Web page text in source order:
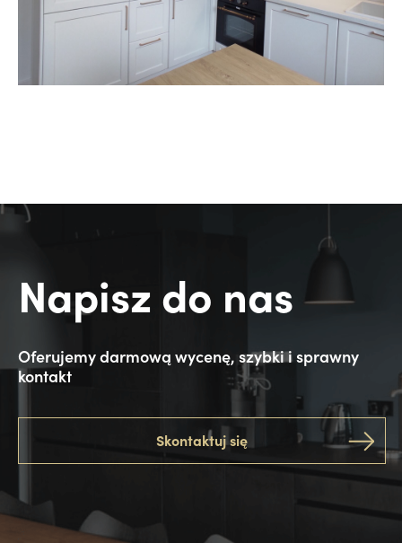
Napisz do nas
Oferujemy darmową wycenę, szybki i sprawny
kontakt
Skontaktuj się